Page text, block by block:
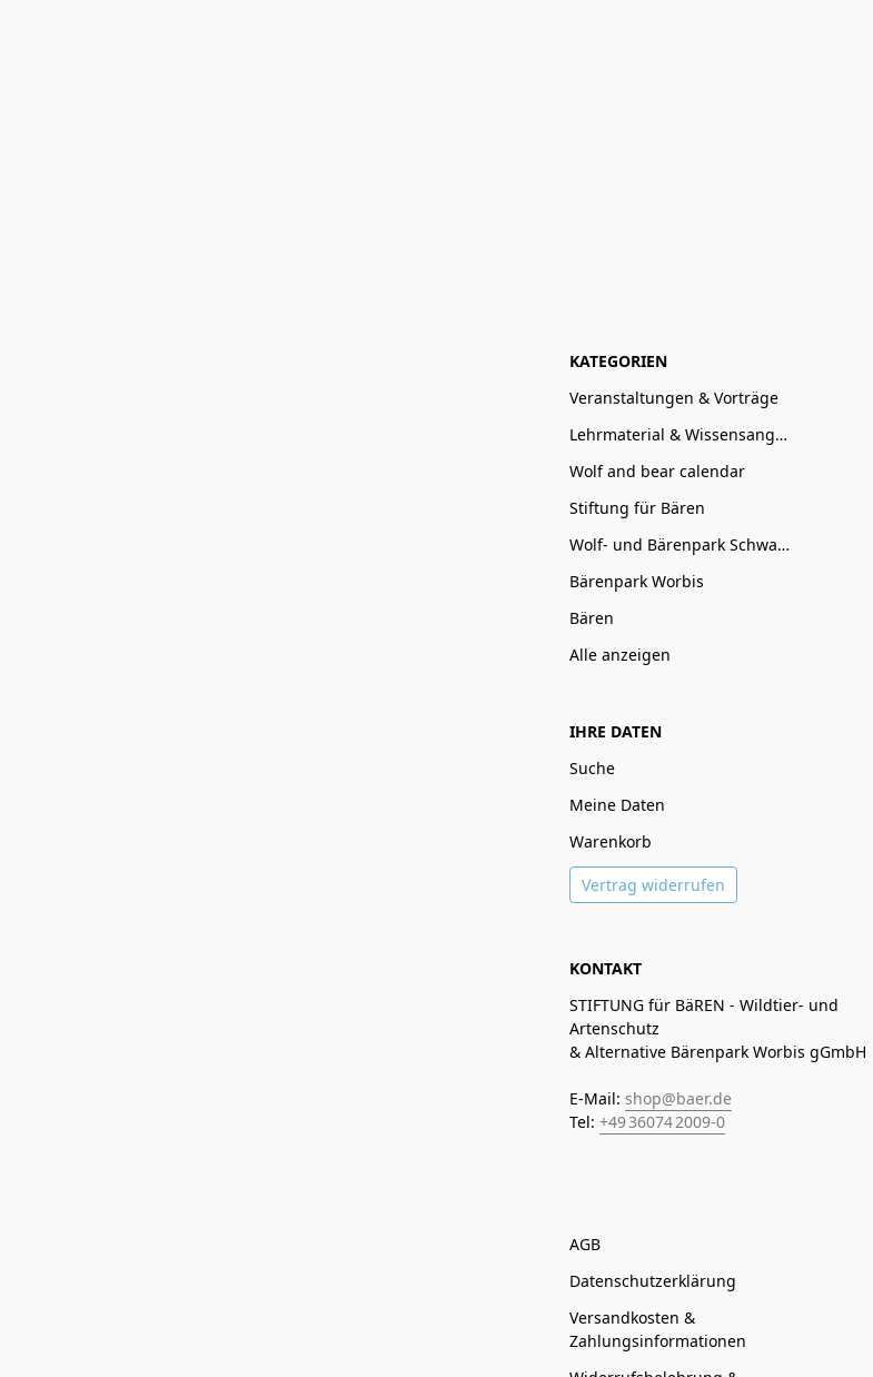
KATEGORIEN
Veranstaltungen & Vorträge
Lehrmaterial & Wissensangebote
Wolf and bear calendar
Stiftung für Bären
Wolf- und Bärenpark Schwarzwald
Bärenpark Worbis
Bären
Alle anzeigen
IHRE DATEN
Suche
Meine Daten
Warenkorb
Vertrag widerrufen
KONTAKT
STIFTUNG für BäREN - Wildtier- und
Artenschutz
& Alternative Bärenpark Worbis gGmbH
E-Mail: shop@baer.de
Tel: +49 36074 2009-0
AGB
Datenschutzerklärung
Versandkosten &
Zahlungsinformationen